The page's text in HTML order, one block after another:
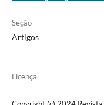
Seção
Artigos
Licença